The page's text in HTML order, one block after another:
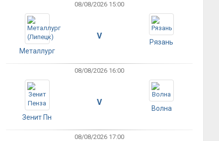
08/08/2026 15:00
Металлург
V
Рязань
08/08/2026 16:00
Зенит Пн
V
Волна
08/08/2026 17:00